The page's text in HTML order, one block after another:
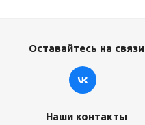
Оставайтесь на связи
Наши контакты